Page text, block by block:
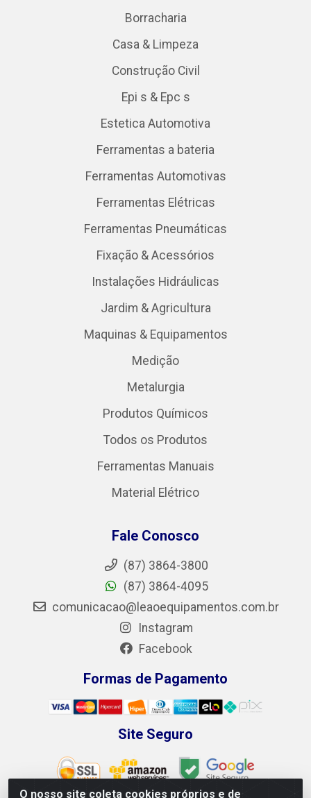
O nosso site coleta cookies próprios e de
Borracharia
Casa & Limpeza
Construção Civil
Epi s & Epc s
Estetica Automotiva
Ferramentas a bateria
Ferramentas Automotivas
Ferramentas Elétricas
Ferramentas Pneumáticas
Fixação & Acessórios
Instalações Hidráulicas
Jardim & Agricultura
Maquinas & Equipamentos
Medição
Metalurgia
Produtos Químicos
Todos os Produtos
Ferramentas Manuais
Material Elétrico
Fale Conosco
(87) 3864-3800
(87) 3864-4095
comunicacao@leaoequipamentos.com.br
Instagram
Facebook
Formas de Pagamento
Site Seguro